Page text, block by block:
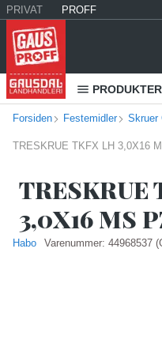
PRIVAT PROFF
PRODUKTER
Forsiden Festemidler Skruer
TRESKRUE TKFX LH 3,0X16
TRESKRUE
3,0X16 MS
Habo Varenummer: 44968537